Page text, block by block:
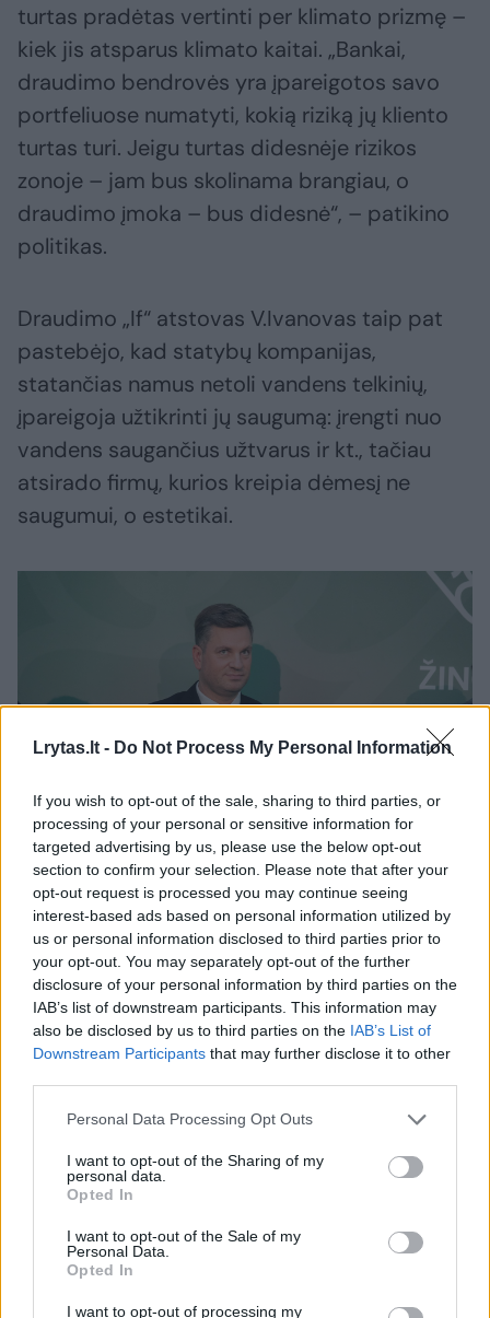
Lrytas.lt - Do Not Process My Personal Information
If you wish to opt-out of the sale, sharing to third parties, or
processing of your personal or sensitive information for
targeted advertising by us, please use the below opt-out
section to confirm your selection. Please note that after your
opt-out request is processed you may continue seeing
interest-based ads based on personal information utilized by
us or personal information disclosed to third parties prior to
your opt-out. You may separately opt-out of the further
disclosure of your personal information by third parties on the
IAB’s list of downstream participants. This information may
also be disclosed by us to third parties on the IAB’s List of
Downstream Participants that may further disclose it to other
Personal Data Processing Opt Outs
I want to opt-out of the Sharing of my
personal data.
Opted In
I want to opt-out of the Sale of my
Personal Data.
Opted In
I want to opt-out of processing my
turtas pradėtas vertinti per klimato prizmę –
kiek jis atsparus klimato kaitai. „Bankai,
draudimo bendrovės yra įpareigotos savo
portfeliuose numatyti, kokią riziką jų kliento
turtas turi. Jeigu turtas didesnėje rizikos
zonoje – jam bus skolinama brangiau, o
draudimo įmoka – bus didesnė“, – patikino
politikas.
Draudimo „If“ atstovas V.Ivanovas taip pat
pastebėjo, kad statybų kompanijas,
statančias namus netoli vandens telkinių,
įpareigoja užtikrinti jų saugumą: įrengti nuo
vandens saugančius užtvarus ir kt., tačiau
atsirado firmų, kurios kreipia dėmesį ne
saugumui, o estetikai.
Daugiau nuotraukų (12)
Lrytas surengtoje konferencijoje „Saugumo kodas“
diskusijoje „Kiek mūsų namai dar saugūs?
„Prisikūrė bevardžių įmonių, kurioms
saugumas – ne prioritetas. Jiems svarbiau,
kad projektas būtų gražus. Viskas, kas gražu
kaip prieš 30 metų ir turime galvoti, kad ne
tik gražu gyventi prie vandens, bet ir kokias
pasekmes jis mums gali atnešti“, – tvirtino
V.Ivanovas.
Savo turtą draudžia tik vos daugiau nei